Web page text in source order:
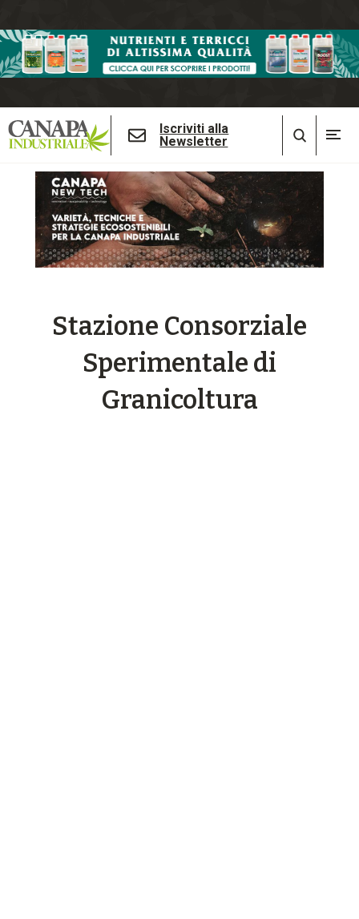
Iscriviti alla
Newsletter
Stazione Consorziale
Sperimentale di
Granicoltura